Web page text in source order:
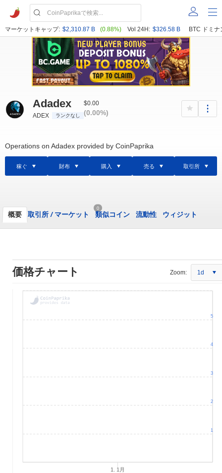
マーケットキャップ: $2,310.87 B (0.88%) Vol 24H: $326.58 B BTC ドミナ
Adadex
ADEX ランクなし
$0.00
(0.00%)
Operations on Adadex provided by CoinPaprika
稼ぐ 財布 購入 売る 取引所
概要 取引所 /マーケット
0
類似コイン 流動性 ウィジット
価格チャート Zoom: 1d
1. 1月
1
2
3
4
5